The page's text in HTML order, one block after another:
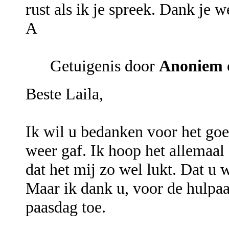
rust als ik je spreek. Dank je
A
Getuigenis door Anoniem
Beste Laila,
Ik wil u bedanken voor het
weer gaf. Ik hoop het
dat het mij zo wel lukt. Dat u
Maar ik dank u, voor de
paasdag toe.